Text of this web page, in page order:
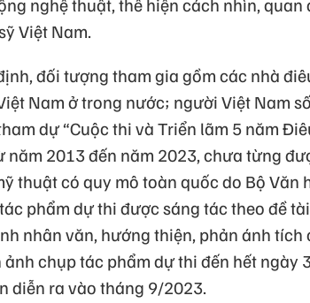
Việt Nam.
đối tượng tham gia gồm các nhà
Nam ở trong nước; người Việt Nam
dự “Cuộc thi và Triển lãm 5 năm
năm 2013 đến năm 2023, chưa từng
thuật có quy mô toàn quốc do Bộ Văn
phẩm dự thi được sáng tác theo đề
nhân văn, hướng thiện, phản ánh tích
chụp tác phẩm dự thi đến hết ngày
diễn ra vào tháng 9/2023.